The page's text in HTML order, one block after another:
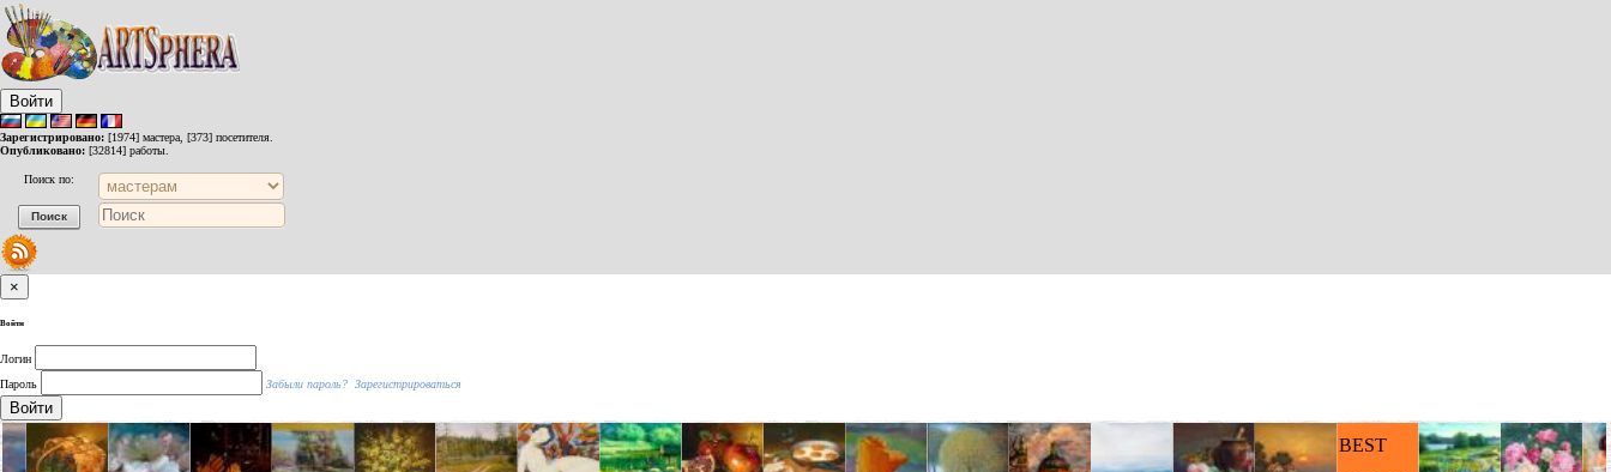
Войти
Зарегистрировано: [1974] мастера, [373] посетителя.
Опубликовано: [32814] работы.
Поиск по:
×
Войти
Логин
Пароль
Забыли пароль? Зарегистрироваться
Войти
BEST